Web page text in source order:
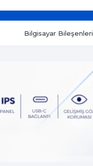
Bilgisayar Bileşenleri